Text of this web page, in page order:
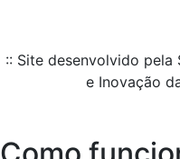
:: Site desenvolvido pela
e Inovação